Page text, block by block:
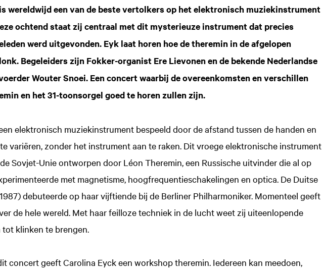
wereldwijd een van de beste vertolkers op het elektronisch muziekinstrument
ochtend staat zij centraal met dit mysterieuze instrument dat precies
werd uitgevonden. Eyk laat horen hoe de theremin in de afgelopen
Begeleiders zijn Fokker-organist Ere Lievonen en de bekende Nederlandse
Wouter Snoei. Een concert waarbij de overeenkomsten en verschillen
en het 31-toonsorgel goed te horen zullen zijn.
elektronisch muziekinstrument bespeeld door de afstand tussen de handen en
variëren, zonder het instrument aan te raken. Dit vroege elektronische instrument
Sovjet-Unie ontworpen door Léon Theremin, een Russische uitvinder die al op
met magnetisme, hoogfrequentieschakelingen en optica. De Duitse
debuteerde op haar vijftiende bij de Berliner Philharmoniker. Momenteel geeft
de hele wereld. Met haar feilloze techniek in de lucht weet zij uiteenlopende
klinken te brengen.
concert geeft Carolina Eyck een workshop theremin. Iedereen kan meedoen,
Inzoomen